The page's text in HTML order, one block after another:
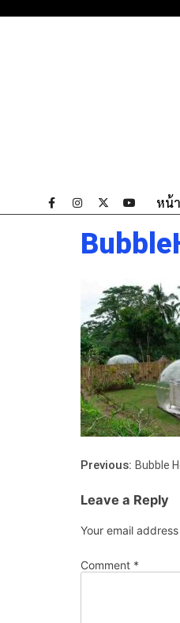
หน้
Previous: Bubble
Leave a Reply
Your email
Comment *